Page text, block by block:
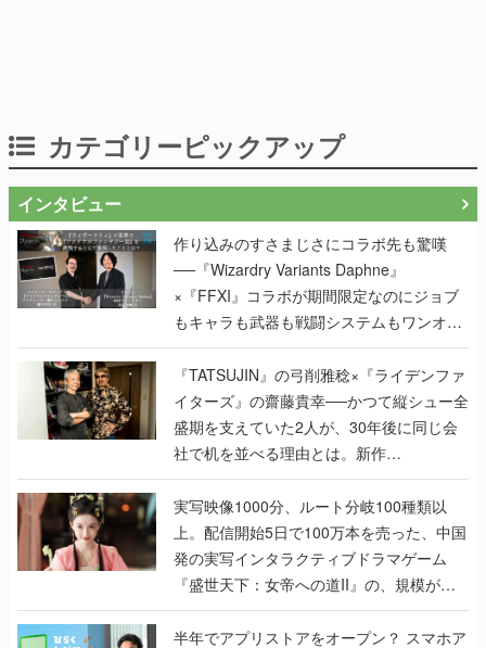
作り込みのすさまじさにコラボ先も驚嘆
──『Wizardry Variants Daphne』
もキャラも武器も戦闘システムもワンオフ
で作り込まれた理由を両ディレクターに聞
く
『TATSUJIN』の弓削雅稔×『ライデンファ
イターズ』の齋藤貴幸──かつて縦シュー全
盛期を支えていた2人が、30年後に同じ会
社で机を並べる理由とは。新作
『TATSUJIN EXTREME』で初タッグを組
んだレジェンド2人に訊く開発秘話
実写映像1000分、ルート分岐100種類以
上。配信開始5日で100万本を売った、中国
発の実写インタラクティブドラマゲーム
『盛世天下：女帝への道II』の、規模が違
うこだわりをプロデューサーに聞いた
半年でアプリストアをオープン？ スマホア
プリの“代替ストア”として、わずか6ヵ月で
国内向けローンチを行った発見型ストア
『あっぷアリーナ！』仕掛け人に話を聞い